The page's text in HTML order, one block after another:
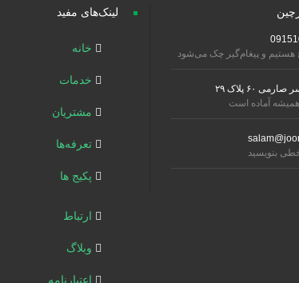
۶۰ پلاک ۲۹
آماده است
بنویسید
لینک‌های مفید
خانه
خدمات
مشتریان
تعرفه‌ها
پکیج ها
ارتباط
وبلاگ
اعتبارنامه